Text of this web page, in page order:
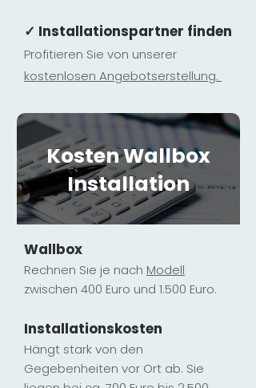
✓ Installationspartner finden
Profitieren Sie von unserer
kostenlosen Angebotserstellung.
Kosten Wallbox
Installation
Wallbox
Rechnen Sie je nach Modell
zwischen 400 Euro und 1.500 Euro.
Installationskosten
Hängt stark von den
Gegebenheiten vor Ort ab. Sie